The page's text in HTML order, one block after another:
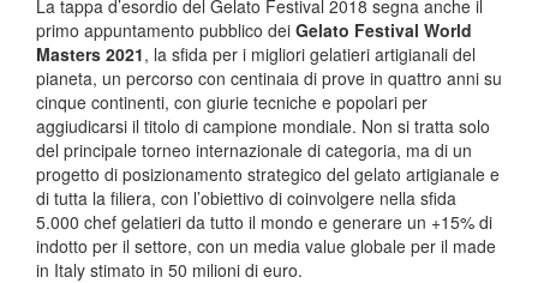
La tappa d’esordio del Gelato Festival 2018 segna anche il
primo appuntamento pubblico dei Gelato Festival World
Masters 2021, la sfida per i migliori gelatieri artigianali del
pianeta, un percorso con centinaia di prove in quattro anni su
cinque continenti, con giurie tecniche e popolari per
aggiudicarsi il titolo di campione mondiale. Non si tratta solo
del principale torneo internazionale di categoria, ma di un
progetto di posizionamento strategico del gelato artigianale e
di tutta la filiera, con l’obiettivo di coinvolgere nella sfida
5.000 chef gelatieri da tutto il mondo e generare un +15% di
indotto per il settore, con un media value globale per il made
in Italy stimato in 50 milioni di euro.